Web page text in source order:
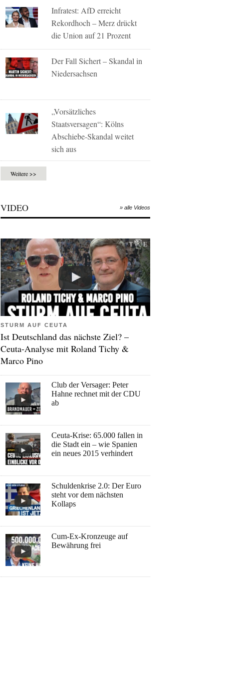
Infratest: AfD erreicht
Rekordhoch – Merz drückt
die Union auf 21 Prozent
Der Fall Sichert – Skandal in
Niedersachsen
„Vorsätzliches
Staatsversagen“: Kölns
Abschiebe-Skandal weitet
sich aus
Weitere >>
VIDEO » alle Videos
STURM AUF CEUTA
Ist Deutschland das nächste Ziel? –
Ceuta-Analyse mit Roland Tichy &
Marco Pino
Club der Versager: Peter
Hahne rechnet mit der CDU
ab
Ceuta-Krise: 65.000 fallen in
die Stadt ein – wie Spanien
ein neues 2015 verhindert
Schuldenkrise 2.0: Der Euro
steht vor dem nächsten
Kollaps
Cum-Ex-Kronzeuge auf
Bewährung frei